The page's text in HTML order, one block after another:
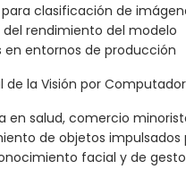
clasificación de
rendimiento del modelo
en entornos de producción
de la Visión por
en salud, comercio
de objetos impulsados
facial y de